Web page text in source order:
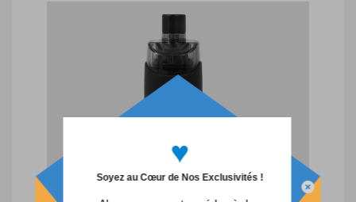
♥
Soyez au Cœur de Nos Exclusivités !